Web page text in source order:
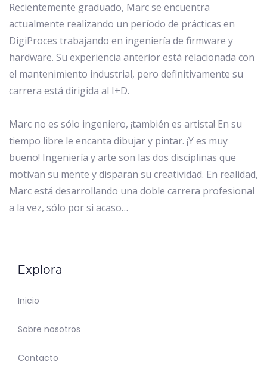
Recientemente graduado, Marc se encuentra
actualmente realizando un período de prácticas en
DigiProces trabajando en ingeniería de firmware y
hardware. Su experiencia anterior está relacionada con
el mantenimiento industrial, pero definitivamente su
carrera está dirigida al I+D.
Marc no es sólo ingeniero, ¡también es artista! En su
tiempo libre le encanta dibujar y pintar. ¡Y es muy
bueno! Ingeniería y arte son las dos disciplinas que
motivan su mente y disparan su creatividad. En realidad,
Marc está desarrollando una doble carrera profesional
a la vez, sólo por si acaso…
Explora
Inicio
Sobre nosotros
Contacto